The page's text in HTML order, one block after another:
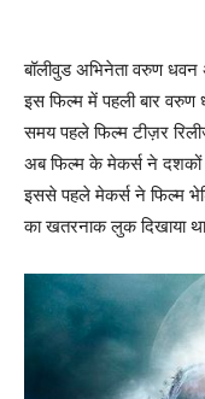
बॉलीवुड अभिनेता वरुण धवन
इस फिल्म में पहली बार
समय पहले फिल्म टीज़र
अब फिल्म के मेकर्स ने दशकों
इससे पहले मेकर्स ने फिल्म
का खतरनाक लुक दिखाया